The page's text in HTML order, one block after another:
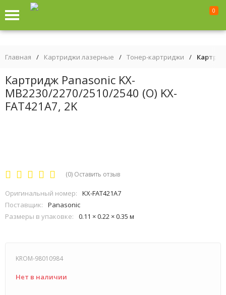
0
Главная / Картриджи лазерные / Тонер-картриджи /
Картридж Panasonic KX-
MB2230/2270/2510/2540 (O) KX-
FAT421A7, 2K
(0) Оставить отзыв
Оригинальный номер:
KX-FAT421A7
Поставщик:
Panasonic
Размеры в упаковке:
0.11 × 0.22 × 0.35 м
KROM-98010984
Нет в наличии